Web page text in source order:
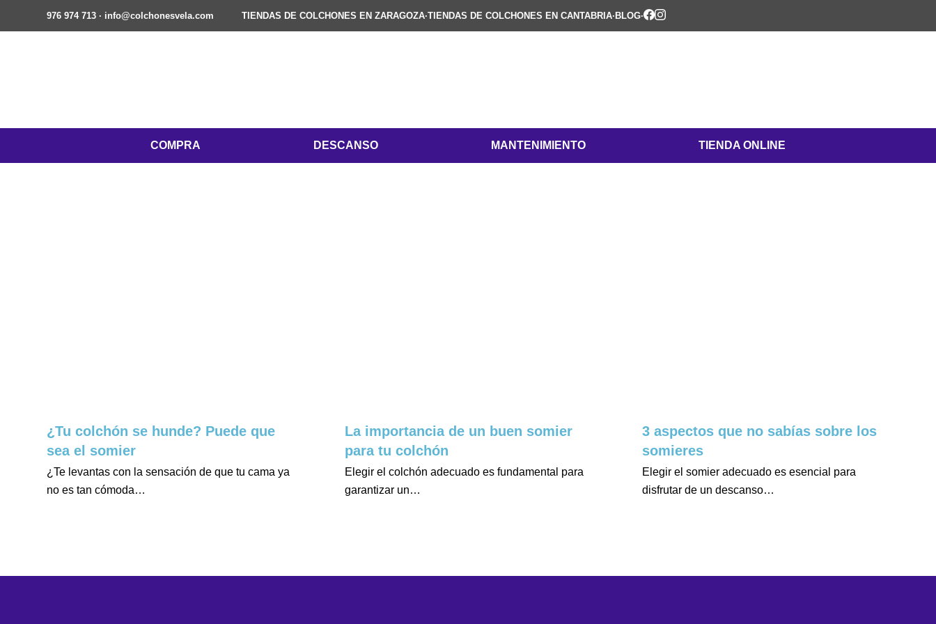
976 974 713 · info@colchonesvela.com TIENDAS DE COLCHONES EN ZARAGOZA·TIENDAS DE COLCHONES EN CANTABRIA·BLOG·
COMPRA DESCANSO MANTENIMIENTO TIENDA ONLINE
¿Tu colchón se hunde? Puede que
sea el somier
¿Te levantas con la sensación de que tu cama ya
no es tan cómoda…
La importancia de un buen somier
para tu colchón
Elegir el colchón adecuado es fundamental para
garantizar un…
3 aspectos que no sabías sobre los
somieres
Elegir el somier adecuado es esencial para
disfrutar de un descanso…